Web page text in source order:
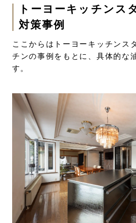
トーヨーキッチンス
対策事例
ここからはトーヨーキッチンス
チンの事例をもとに、具体的な
す。